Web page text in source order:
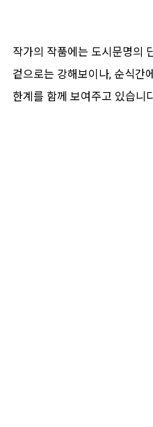
작가의 작품에는 도시문명의
겉으로는 강해보이나, 순식간
한계를 함께 보여주고 있습니